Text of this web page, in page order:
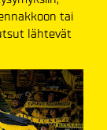
tai
lähtevät